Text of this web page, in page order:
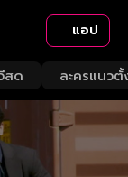
แอป
สด ละครแนวตั้